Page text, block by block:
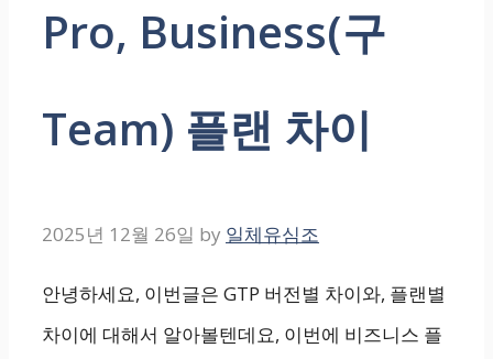
Pro, Business(구
Team) 플랜 차이
2025년 12월 26일 by 일체유심조
안녕하세요, 이번글은 GTP 버전별 차이와, 플랜별
차이에 대해서 알아볼텐데요, 이번에 비즈니스 플